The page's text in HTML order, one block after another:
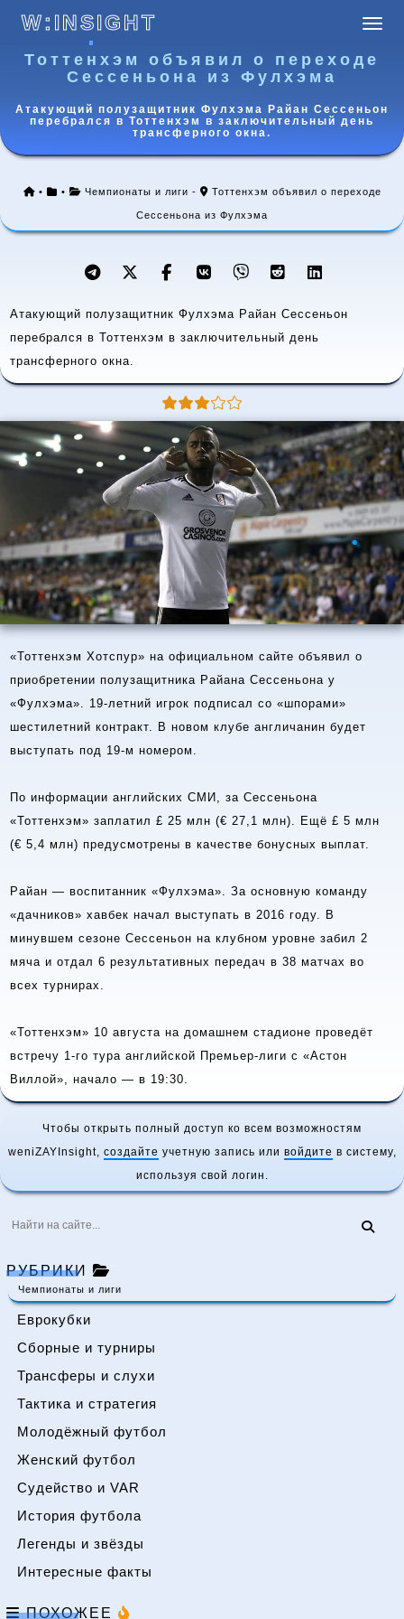
W:INSIGHT
W:INSIGHT
Тоттенхэм объявил о переходе
Сессеньона из Фулхэма
Атакующий полузащитник Фулхэма Райан Сессеньон
перебрался в Тоттенхэм в заключительный день
трансферного окна.
• • Чемпионаты и лиги - Тоттенхэм объявил о переходе
Сессеньона из Фулхэма
Атакующий полузащитник Фулхэма Райан Сессеньон
перебрался в Тоттенхэм в заключительный день
трансферного окна.
«Тоттенхэм Хотспур» на официальном сайте объявил о
приобретении полузащитника Райана Сессеньона у
«Фулхэма». 19-летний игрок подписал со «шпорами»
шестилетний контракт. В новом клубе англичанин будет
выступать под 19-м номером.
По информации английских СМИ, за Сессеньона
«Тоттенхэм» заплатил £ 25 млн (€ 27,1 млн). Ещё £ 5 млн
(€ 5,4 млн) предусмотрены в качестве бонусных выплат.
Райан — воспитанник «Фулхэма». За основную команду
«дачников» хавбек начал выступать в 2016 году. В
минувшем сезоне Сессеньон на клубном уровне забил 2
мяча и отдал 6 результативных передач в 38 матчах во
всех турнирах.
«Тоттенхэм» 10 августа на домашнем стадионе проведёт
встречу 1-го тура английской Премьер-лиги с «Астон
Виллой», начало — в 19:30.
Чтобы открыть полный доступ ко всем возможностям
weniZAYInsight, создайте учетную запись или войдите в систему,
используя свой логин.
РУБРИКИ
Чемпионаты и лиги
Еврокубки
Сборные и турниры
Трансферы и слухи
Тактика и стратегия
Молодёжный футбол
Женский футбол
Судейство и VAR
История футбола
Легенды и звёзды
Интересные факты
ПОХОЖЕЕ